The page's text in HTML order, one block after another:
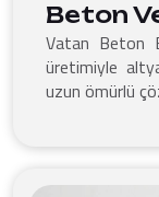
Beton
Vatan Beton
üretimiyle
uzun ömürlü